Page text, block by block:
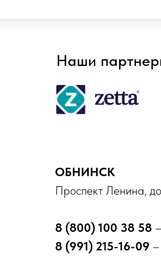
Наши
ОБНИНСК
Проспект Ленина,
8 (800) 100 38 58
8 (991) 215-16-09